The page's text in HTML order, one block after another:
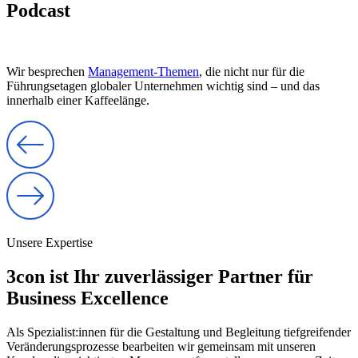
Podcast
Wir besprechen Management-Themen, die nicht nur für die
Führungsetagen globaler Unternehmen wichtig sind – und das
innerhalb einer Kaffeelänge.
Unsere Expertise
3con ist Ihr zuverlässiger Partner für
Business Excellence
Als Spezialist:innen für die Gestaltung und Begleitung tiefgreifender
Veränderungsprozesse bearbeiten wir gemeinsam mit unseren